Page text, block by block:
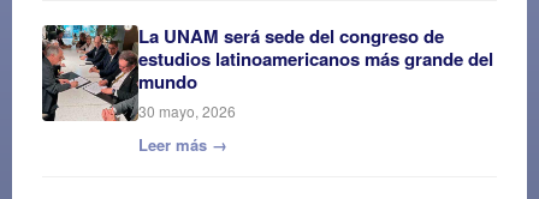
La UNAM será sede del congreso de
estudios latinoamericanos más grande del
mundo
30 mayo, 2026
Leer más →